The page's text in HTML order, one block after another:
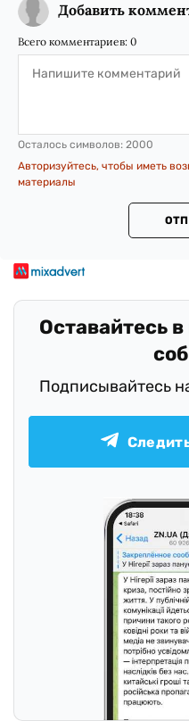
Добавить
Всего комментариев: 0
Осталось символов: 2000
Авторизуйтесь, чтобы иметь
материалы
Оставайтесь
Подписывайтесь